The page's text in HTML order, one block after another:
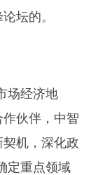
坛的。
场经济地
伙伴，中智
机，深化政
定重点领域